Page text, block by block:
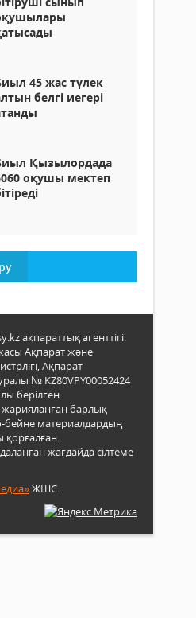
45 жас түлек
белгі иегері
Қызылордада
оқушы мектеп
ақпараттық агенттігі.
Ақпарат және
Ақпарат
№ KZ80VPY00052424
берілген.
жарияланған барлық
бейне материалдардың
қорғалған.
жағдайда сілтеме
ЖШС.